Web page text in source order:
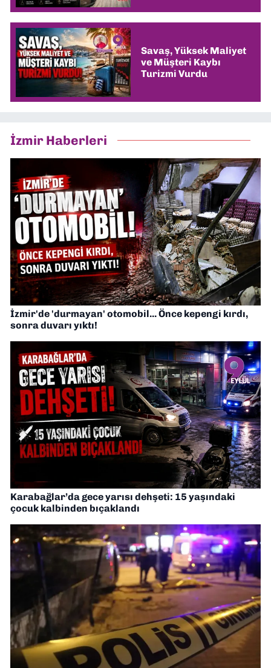
Savaş, Yüksek Maliyet
ve Müşteri Kaybı
Turizmi Vurdu
İzmir Haberleri
İzmir'de 'durmayan' otomobil... Önce kepengi kırdı,
sonra duvarı yıktı!
Karabağlar’da gece yarısı dehşeti: 15 yaşındaki
çocuk kalbinden bıçaklandı